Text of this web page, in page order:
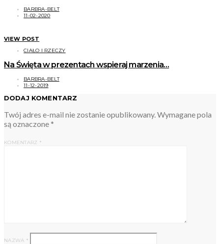
BARBRA-BELT
11-02-2020
VIEW POST
CIAŁO I RZECZY
Na Święta w prezentach wspieraj marzenia…
BARBRA-BELT
11-12-2019
DODAJ KOMENTARZ
Twój adres e-mail nie zostanie opublikowany.Wymagane pola
są oznaczone *
KOMENTARZ *
NAZWA *